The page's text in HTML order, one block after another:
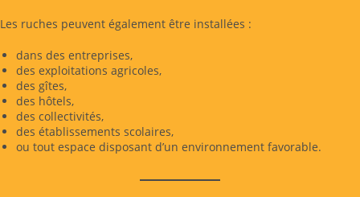
Les ruches peuvent également être installées :
dans des entreprises,
des exploitations agricoles,
des gîtes,
des hôtels,
des collectivités,
des établissements scolaires,
ou tout espace disposant d’un environnement favorable.